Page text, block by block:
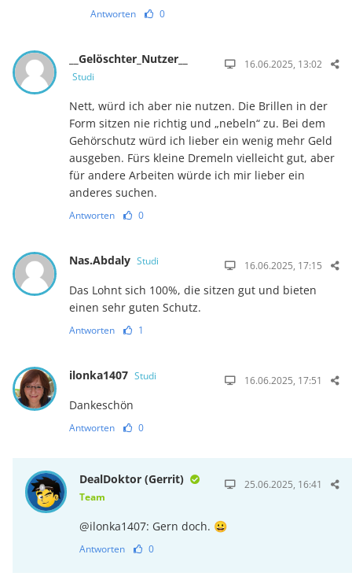
Antworten 0
__Gelöschter_Nutzer__
Studi
16.06.2025, 13:02
Nett, würd ich aber nie nutzen. Die Brillen in der
Form sitzen nie richtig und „nebeln“ zu. Bei dem
Gehörschutz würd ich lieber ein wenig mehr Geld
ausgeben. Fürs kleine Dremeln vielleicht gut, aber
für andere Arbeiten würde ich mir lieber ein
anderes suchen.
Antworten 0
Nas.Abdaly Studi 16.06.2025, 17:15
Das Lohnt sich 100%, die sitzen gut und bieten
einen sehr guten Schutz.
Antworten 1
ilonka1407 Studi 16.06.2025, 17:51
Dankeschön
Antworten 0
DealDoktor (Gerrit)
Team
25.06.2025, 16:41
@ilonka1407: Gern doch. 😀
Antworten 0